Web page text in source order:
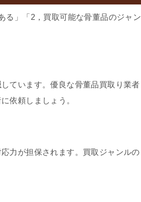
る」「2，買取可能な骨董品のジャン
ています。優良な骨董品買取り業者
依頼しましょう。
力が担保されます。買取ジャンルの